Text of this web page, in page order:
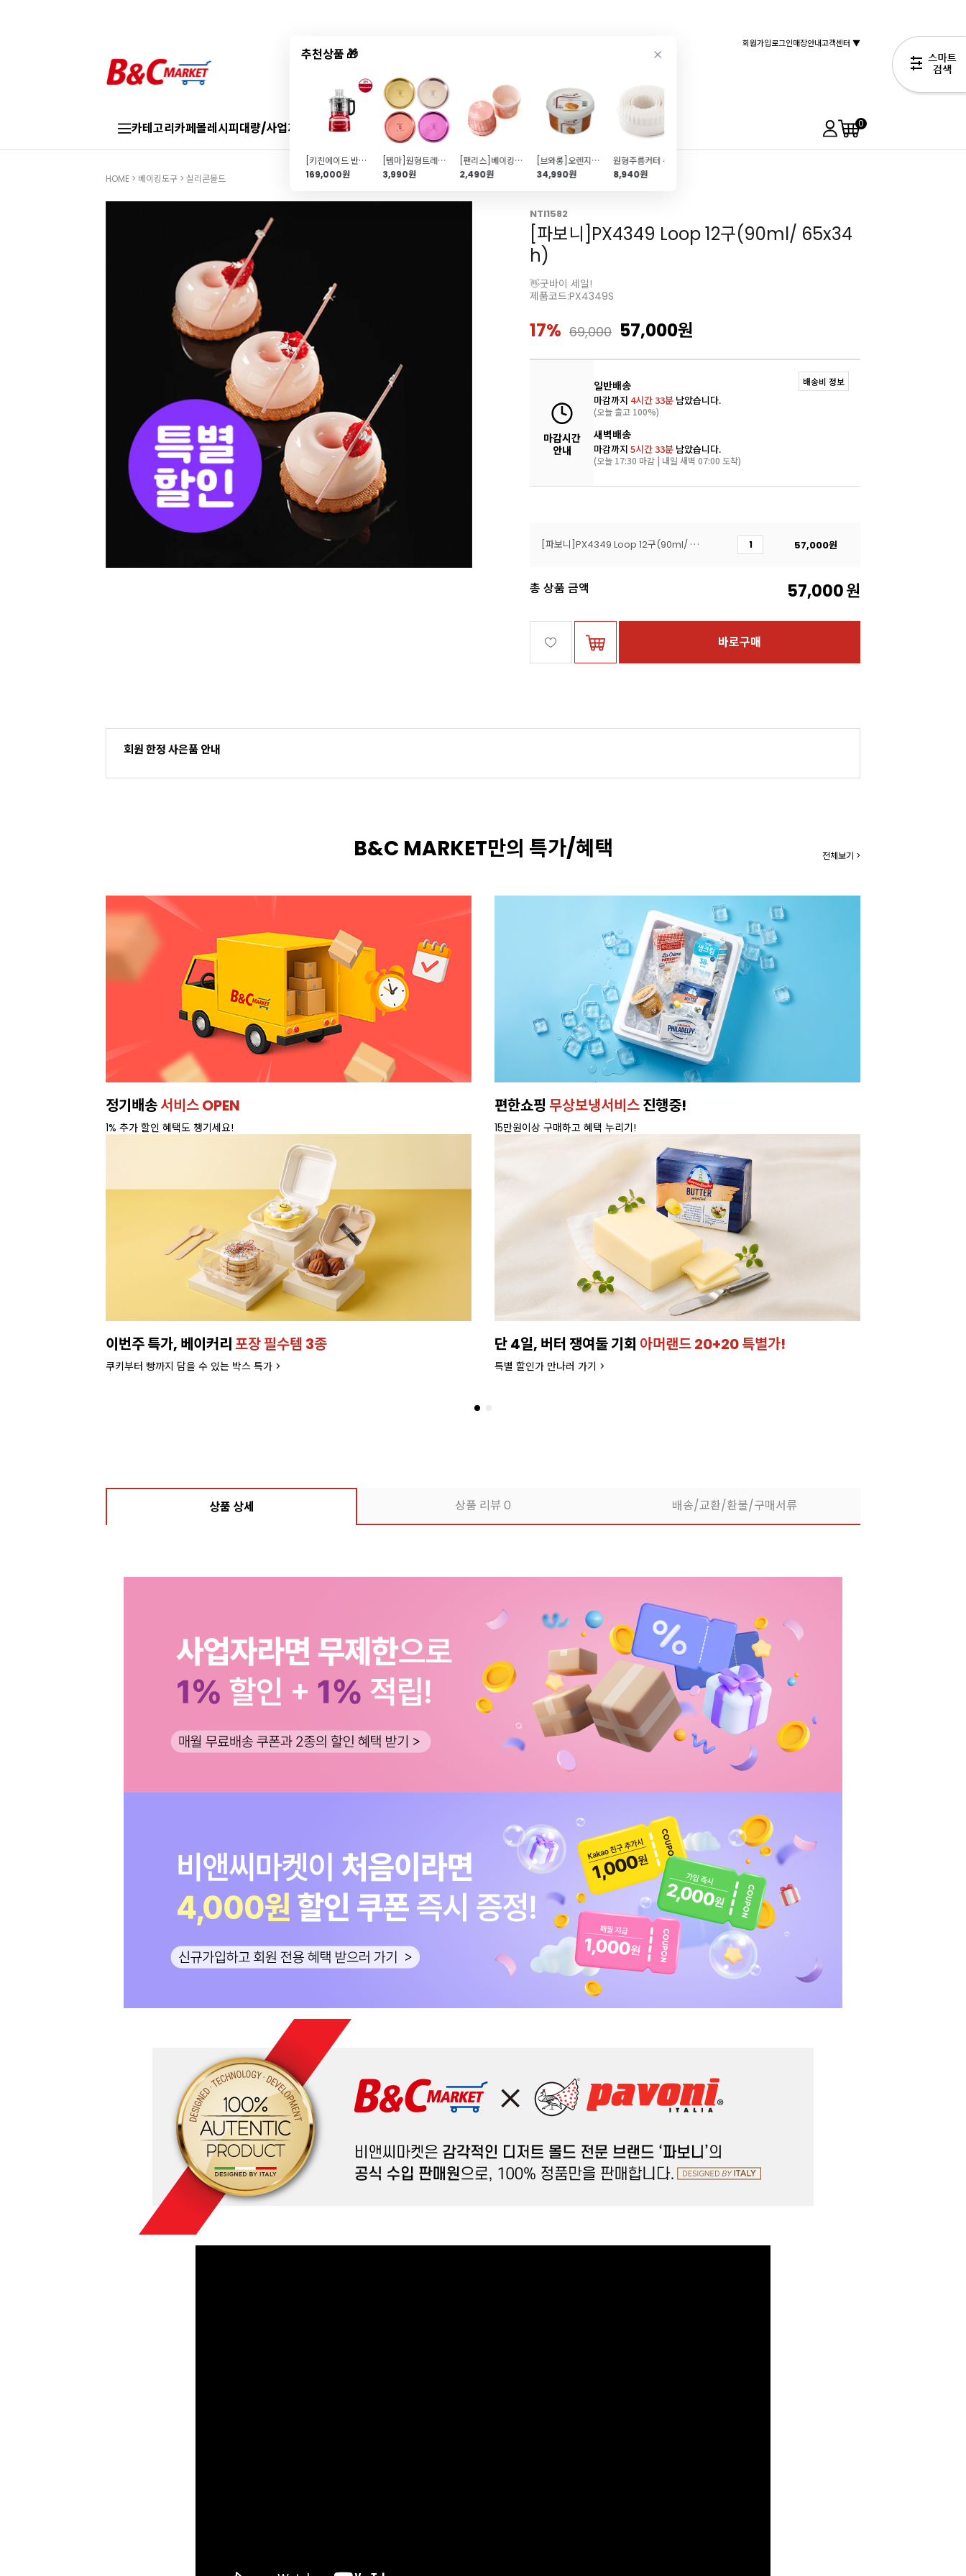
추천상품 🎁
[키친에이드 반죽기]7컵푸드프로세서-레드(5KFP0719XW)
169,000원
[템마]원형트레이(4종*2개입)
3,990원
[팬리스]베이킹컵 中(48mm\/핑크타이\/12개)
2,490원
[브와롱]오렌지농축액(500g)
34,990원
8,940원
회원가입로그인매장안내고객센터 ▼
카테고리카페몰레시피대량/사업자 브랜드샵신상품 TOP50특가/혜택 0
HOME > 베이킹도구 > 실리콘몰드
NTI1582
[파보니]PX4349 Loop 12구(90ml/ 65x34
h)
👋굿바이 세일!
제품코드:PX4349S
17% 69,000 57,000원
마감시간
안내
일반배송
마감까지 4시간 33분 남았습니다.
(오늘 출고 100%)
새벽배송
마감까지 5시간 33분 남았습니다.
(오늘 17:30 마감 | 내일 새벽 07:00 도착)
배송비 정보
[파보니]PX4349 Loop 12구(90ml/ 65x34 h) 57,000원
총 상품 금액 57,000원
바로구매
회원 한정 사은품 안내
B&C MARKET만의 특가/혜택 전체보기 >
정기배송서비스 OPEN
1% 추가 할인 혜택도 챙기세요!
편한쇼핑 무상보냉서비스진행중!
15만원이상 구매하고 혜택 누리기!
이번주 특가, 베이커리포장 필수템 3종
쿠키부터 빵까지 담을 수 있는 박스 특가 >
단 4일, 버터 쟁여둘 기회 아머랜드 20+20 특별가!
특별 할인가 만나러 가기 >
상품 상세 상품 리뷰0 배송/교환/환불/구매서류